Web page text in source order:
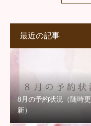
最近の記事
8月の予約状況（随時更
新）